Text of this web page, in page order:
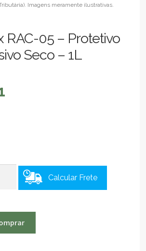
RAC-05 – Protetivo
Seco – 1L
Calcular Frete